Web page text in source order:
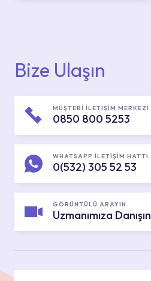
Bize Ulaşın
MÜŞTERİ İLETİŞİM MERKEZİ
0850 800 5253
WHATSAPP İLETİŞİM HATTI
0(532) 305 52 53
GÖRÜNTÜLÜ ARAYIN
Uzmanımıza Danışın